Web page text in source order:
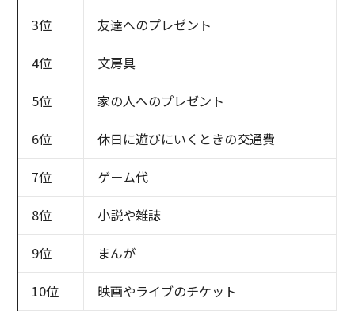
3位
友達へのプレゼント
4位
文房具
5位
家の人へのプレゼント
6位
休日に遊びにいくときの交通費
7位
ゲーム代
8位
小説や雑誌
9位
まんが
10位
映画やライブのチケット